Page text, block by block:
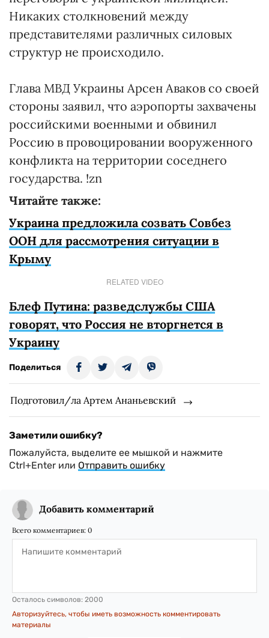
Никаких столкновений между
представителями различных силовых
структур не происходило.
Глава МВД Украины Арсен Аваков со своей
стороны заявил, что аэропорты захвачены
российскими военными и обвинил
Россию в провоцировании вооруженного
конфликта на территории соседнего
государства. !zn
Читайте также:
Украина предложила созвать Совбез
ООН для рассмотрения ситуации в
Крыму
RELATED VIDEO
Блеф Путина: разведслужбы США
говорят, что Россия не вторгнется в
Украину
Поделиться
Подготовил/ла Артем Ананьевский
Заметили ошибку?
Пожалуйста, выделите ее мышкой и нажмите
Ctrl+Enter или Отправить ошибку
Добавить комментарий
Всего комментариев: 0
Осталось символов: 2000
Авторизуйтесь, чтобы иметь возможность комментировать
материалы